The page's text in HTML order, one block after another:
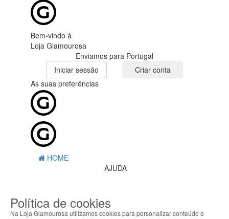
Bem-vindo à
Loja Glamourosa
Enviamos para Portugal
Iniciar sessão
Criar conta
As suas preferências
HOME
AJUDA
0 CARRINHO
Política de cookies
Na Loja Glamourosa utilizamos cookies para personalizar conteúdo e